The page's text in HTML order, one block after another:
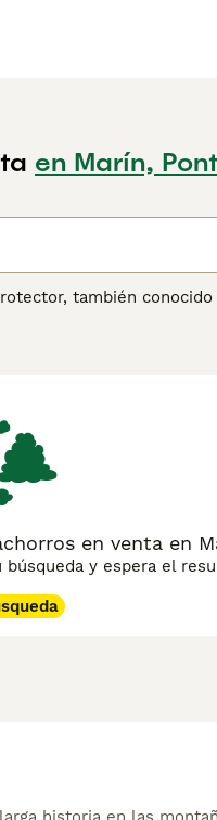
en Marín,
también
tareas de guardia. A
en venta en
y espera el